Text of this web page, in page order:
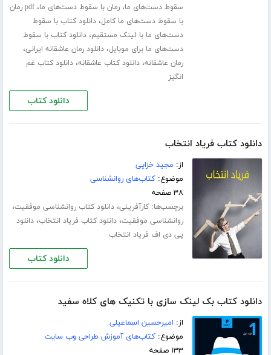
سقوط دست‌های ما،رمان با سقوط دست‌های ما،
pdf رمان
با سقوط دست‌های ما کامل،دانلود کتاب با سقوط
دست‌های ما با لینک مستقیم،دانلود کتاب با سقوط
دست‌های ما برای موبایل،دانلود رمان عاشقانه ایرانی،
رمان عاشقانه،دانلود کتاب عاشقانه،دانلود کتاب غم
انگیز
دانلود کتاب
دانلود کتاب فریاد انتخاب
از: مجید خزایی
موضوع:کتاب‌های روانشناسی
۳۸ صفحه
برچسب‌ها:کارآفرینی،دانلود کتاب روانشناسی موفقیت،
روانشناسی موفقیت،دانلود کتاب فریاد انتخاب،دانلود
پی دی اف فریاد انتخاب
دانلود کتاب
دانلود کتاب بک لینک سازی با تکنیک های کلاه سفید
از: امیرحسین اسماعیلی
موضوع:کتاب‌های آموزش طراحی وب سایت
۱۳۳ صفحه